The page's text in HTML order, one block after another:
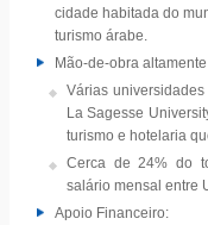
cidade habitada do
turismo árabe.
Mão-de-obra
Várias
La Sagesse
turismo e hotelaria
Cerca de 24% do
salário mensal entre
Apoio Financeiro: